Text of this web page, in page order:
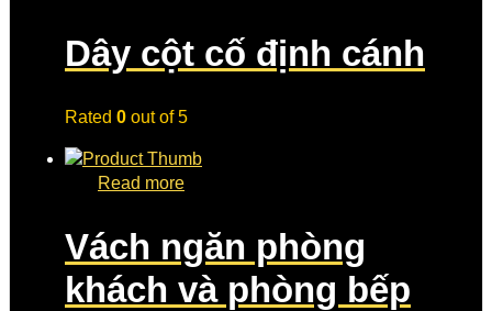
Dây cột cố định cánh
Rated 0 out of 5
Read more
Vách ngăn phòng
khách và phòng bếp